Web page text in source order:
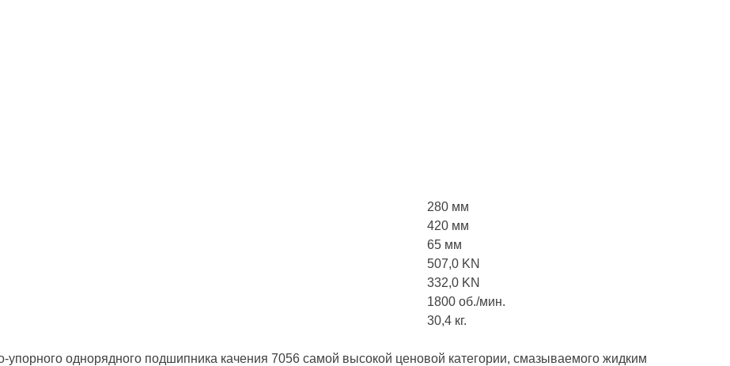
280 мм
420 мм
65 мм
507,0 KN
332,0 KN
1800 об./мин.
30,4 кг.
однорядного подшипника качения 7056 самой высокой ценовой категории, смазываемого жидким